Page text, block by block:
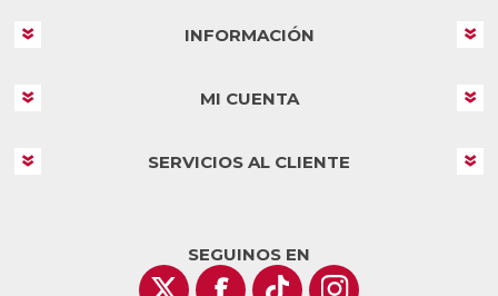
INFORMACIÓN
MI CUENTA
SERVICIOS AL CLIENTE
SEGUINOS EN